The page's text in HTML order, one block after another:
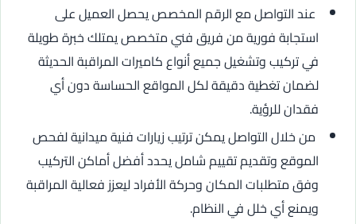
عند التواصل مع الرقم المخصص يحصل العميل على
استجابة فورية من فريق فني متخصص يمتلك خبرة طويلة
في تركيب وتشغيل جميع أنواع كاميرات المراقبة الحديثة
لضمان تغطية دقيقة لكل المواقع الحساسة دون أي
فقدان للرؤية.
من خلال التواصل يمكن ترتيب زيارات فنية ميدانية لفحص
الموقع وتقديم تقييم شامل يحدد أفضل أماكن التركيب
وفق متطلبات المكان وحركة الأفراد ليعزز فعالية المراقبة
ويمنع أي خلل في النظام.